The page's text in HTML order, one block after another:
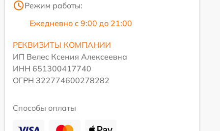
Режим работы:
Ежедневно с 9:00 до 21:00
РЕКВИЗИТЫ КОМПАНИИ
ИП Велес Ксения Алексеевна
ИНН 651300417740
ОГРН 322774600278282
Способы оплаты